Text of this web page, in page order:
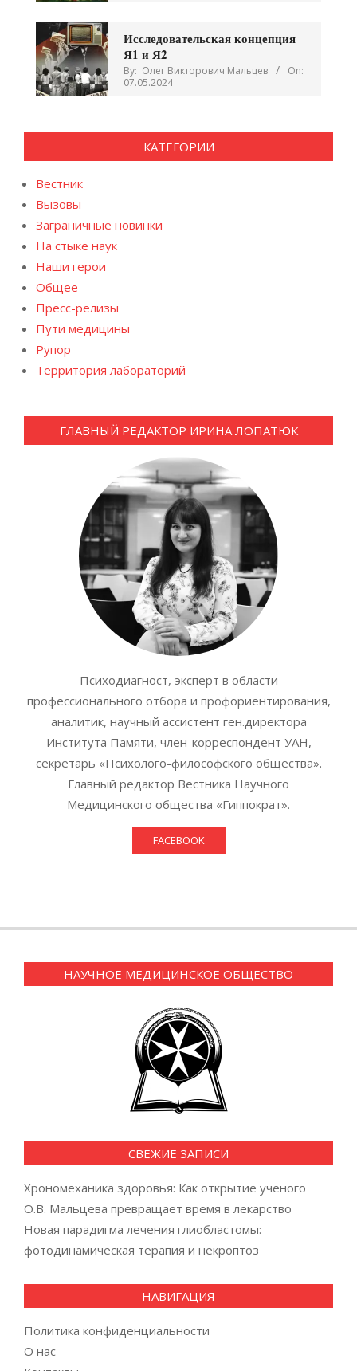
Исследовательская концепция
Я1 и Я2
By: Олег Викторович Мальцев
On:
07.05.2024
КАТЕГОРИИ
Вестник
Вызовы
Заграничные новинки
На стыке наук
Наши герои
Общее
Пресс-релизы
Пути медицины
Рупор
Территория лабораторий
ГЛАВНЫЙ РЕДАКТОР ИРИНА ЛОПАТЮК
Психодиагност, эксперт в области
профессионального отбора и профориентирования,
аналитик, научный ассистент ген.директора
Института Памяти, член-корреспондент УАН,
секретарь «Психолого-философского общества».
Главный редактор Вестника Научного
Медицинского общества «Гиппократ».
FACEBOOK
НАУЧНОЕ МЕДИЦИНСКОЕ ОБЩЕСТВО
СВЕЖИЕ ЗАПИСИ
Хрономеханика здоровья: Как открытие ученого
О.В. Мальцева превращает время в лекарство
Новая парадигма лечения глиобластомы:
фотодинамическая терапия и некроптоз
НАВИГАЦИЯ
Политика конфиденциальности
О нас